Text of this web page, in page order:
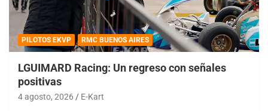
PILOTOS EKVP RMC BUENOS AIRES
LGUIMARD Racing: Un regreso con señales
positivas
4 agosto, 2026 E-Kart